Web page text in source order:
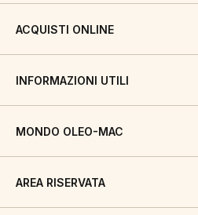
ACQUISTI ONLINE
INFORMAZIONI UTILI
MONDO OLEO-MAC
AREA RISERVATA